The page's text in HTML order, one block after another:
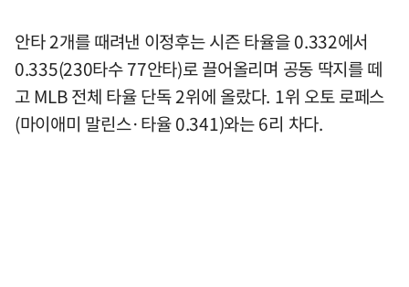
안타 2개를 때려낸 이정후는 시즌 타율을 0.332에서
0.335(230타수 77안타)로 끌어올리며 공동 딱지를 떼
고 MLB 전체 타율 단독 2위에 올랐다. 1위 오토 로페스
(마이애미 말린스·타율 0.341)와는 6리 차다.